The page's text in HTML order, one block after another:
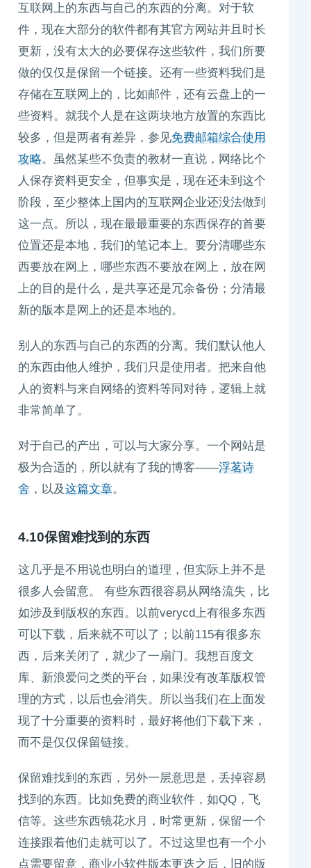
互联网上的东西与自己的东西的分离。对于软
件，现在大部分的软件都有其官方网站并且时长
更新，没有太大的必要保存这些软件，我们所要
做的仅仅是保留一个链接。还有一些资料我们是
存储在互联网上的，比如邮件，还有云盘上的一
些资料。就我个人是在这两块地方放置的东西比
较多，但是两者有差异，参见免费邮箱综合使用
攻略。虽然某些不负责的教材一直说，网络比个
人保存资料更安全，但事实是，现在还未到这个
阶段，至少整体上国内的互联网企业还没法做到
这一点。所以，现在最最重要的东西保存的首要
位置还是本地，我们的笔记本上。要分清哪些东
西要放在网上，哪些东西不要放在网上，放在网
上的目的是什么，是共享还是冗余备份；分清最
新的版本是网上的还是本地的。
别人的东西与自己的东西的分离。我们默认他人
的东西由他人维护，我们只是使用者。把来自他
人的资料与来自网络的资料等同对待，逻辑上就
非常简单了。
对于自己的产出，可以与大家分享。一个网站是
极为合适的，所以就有了我的博客——浮茗诗
舍 ，以及这篇文章。
4.10保留难找到的东西
这几乎是不用说也明白的道理，但实际上并不是
很多人会留意。 有些东西很容易从网络流失，比
如涉及到版权的东西。以前verycd上有很多东西
可以下载，后来就不可以了；以前115有很多东
西，后来关闭了，就少了一扇门。我想百度文
库、新浪爱问之类的平台，如果没有改革版权管
理的方式，以后也会消失。所以当我们在上面发
现了十分重要的资料时，最好将他们下载下来，
而不是仅仅保留链接。
保留难找到的东西，另外一层意思是，丢掉容易
找到的东西。比如免费的商业软件，如QQ，飞
信等。这些东西镜花水月，时常更新，保留一个
连接跟着他们走就可以了。不过这里也有一个小
点需要留意，商业小软件版本更迭之后，旧的版